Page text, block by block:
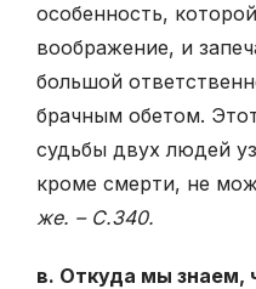
особенность,
воображение, и
большой
брачным обетом.
судьбы двух людей
кроме смерти, не
же. – С.340.
в. Откуда мы знаем,